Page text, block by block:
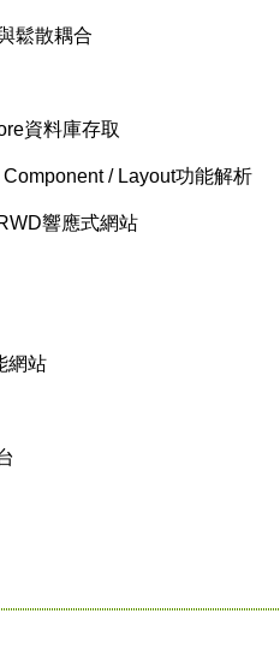
鬆散耦合
資料庫存取
/ Layout功能解析
響應式網站
網站